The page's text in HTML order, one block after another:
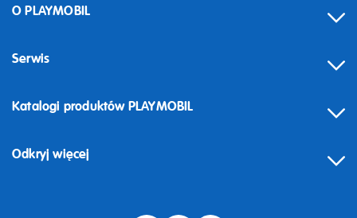
O PLAYMOBIL
Serwis
Odstąpienie od umowy
Katalogi produktów PLAYMOBIL
Odkryj więcej